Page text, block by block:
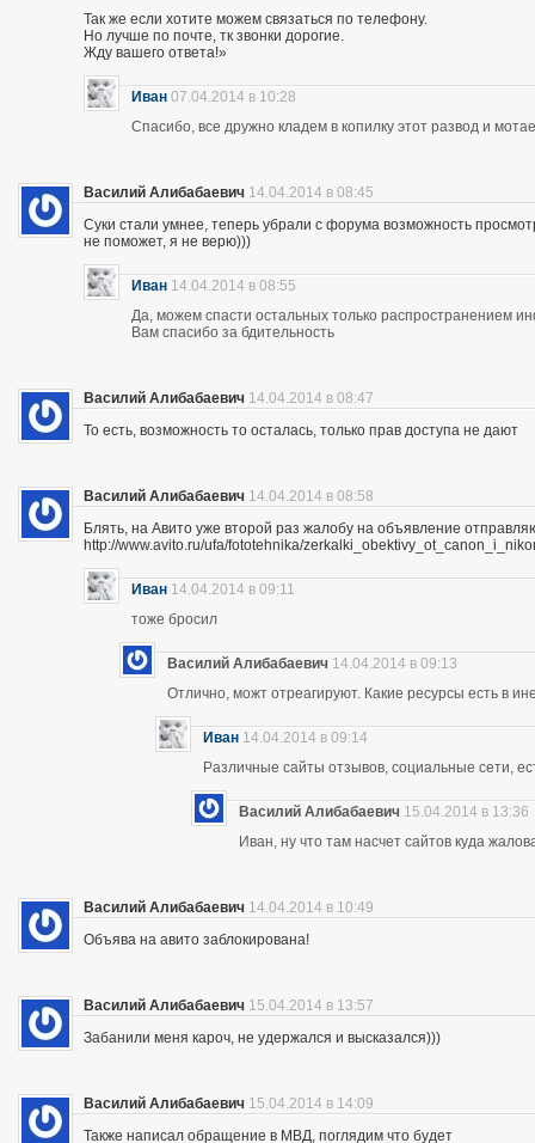
Так же если хотите можем связаться по телефону.
Но лучше по почте, тк звонки дорогие.
Жду вашего ответа!»
Иван 07.04.2014 в 10:28
Спасибо, все дружно кладем в копилку этот развод и
Василий Алибабаевич 14.04.2014 в 08:45
Суки стали умнее, теперь убрали с форума возможность
не поможет, я не верю)))
Иван 14.04.2014 в 08:55
Да, можем спасти остальных только распространением
Вам спасибо за бдительность
Василий Алибабаевич 14.04.2014 в 08:47
То есть, возможность то осталась, только прав доступа не дают
Василий Алибабаевич 14.04.2014 в 08:58
Блять, на Авито уже второй раз жалобу на объявление
http://www.avito.ru/ufa/fototehnika/
Иван 14.04.2014 в 09:11
тоже бросил
Василий Алибабаевич 14.04.2014 в 09:13
Отлично, можт отреагируют. Какие ресурсы есть в
Иван 14.04.2014 в 09:14
Различные сайты отзывов, социальные сети,
Василий Алибабаевич 15.04.2014 в 13:36
Иван, ну что там насчет сайтов куда
Василий Алибабаевич 14.04.2014 в 10:49
Объява на авито заблокирована!
Василий Алибабаевич 15.04.2014 в 13:57
Забанили меня кароч, не удержался и высказался)))
Василий Алибабаевич 15.04.2014 в 14:09
Также написал обращение в МВД, поглядим что будет